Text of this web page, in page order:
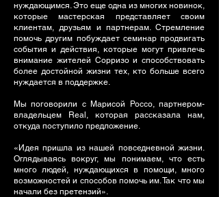
нуждающимся. Это еще одна из многих новинок,
которые мастерская представляет своим
клиентам, друзьям и партнерам. Стремление
помочь другим побуждает семинар продвигать
события и действия, которые могут привлечь
внимание жителей Сорризо и способствовать
более достойной жизни тех, кто больше всего
нуждается в поддержке.
Мы поговорили с Марисой Россо, партнером-
владельцем Real, которая рассказала нам,
откуда поступило предложение.
«Идея пришла из нашей повседневной жизни.
Оглядываясь вокруг, мы понимаем, что есть
много людей, нуждающихся в помощи, много
возможностей и способов помочь им. Так что мы
начали без претензий».